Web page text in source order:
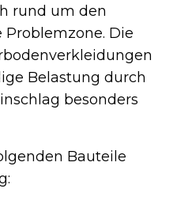
rund um den
Die
Belastung durch
besonders
Bauteile